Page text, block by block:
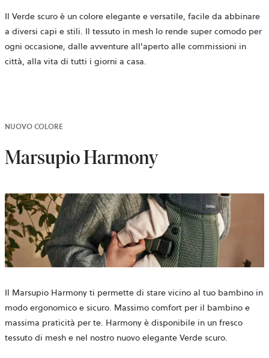
Il Verde scuro è un colore elegante e versatile, facile da abbinare
a diversi capi e stili. Il tessuto in mesh lo rende super comodo per
ogni occasione, dalle avventure all'aperto alle commissioni in
città, alla vita di tutti i giorni a casa.
NUOVO COLORE
Marsupio Harmony
Marsupio Harmony
Mesh 3D, Verde scuro
244,90 €
+6
Aggiungi
al
Il Marsupio Harmony ti permette di stare vicino al tuo bambino in
modo ergonomico e sicuro. Massimo comfort per il bambino e
massima praticità per te. Harmony è disponibile in un fresco
tessuto di mesh e nel nostro nuovo elegante Verde scuro.